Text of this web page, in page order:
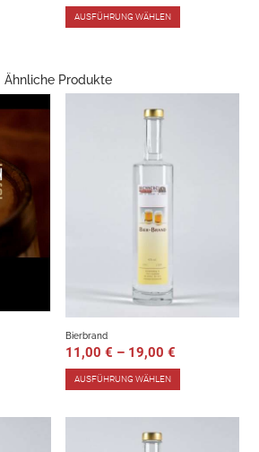
AUSFÜHRUNG WÄHLEN
Ähnliche Produkte
Bierbrand
11,00€ – 19,00€
AUSFÜHRUNG WÄHLEN